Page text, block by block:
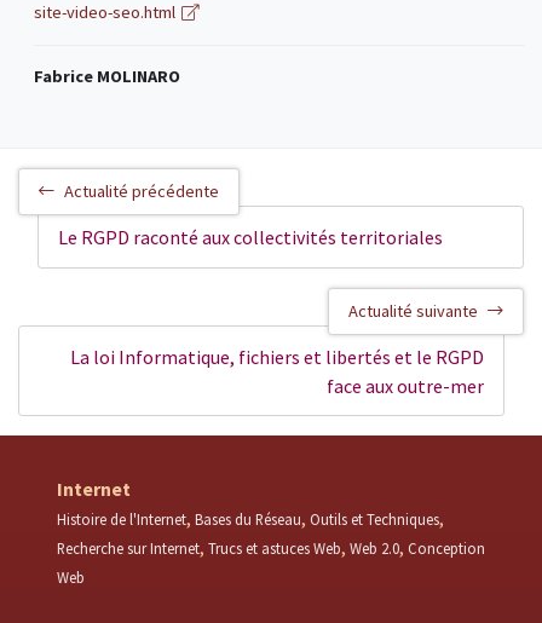
site-video-seo.html
Fabrice MOLINARO
Actualité précédente
Le RGPD raconté aux collectivités territoriales
Actualité suivante
La loi Informatique, fichiers et libertés et le RGPD
face aux outre-mer
Internet
Histoire de l'Internet Bases du Réseau Outils et Techniques
Recherche sur Internet Trucs et astuces Web Web 2.0 Conception
Web